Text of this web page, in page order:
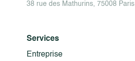
38 rue des Mathurins, 75008 Paris
Services
Entreprise